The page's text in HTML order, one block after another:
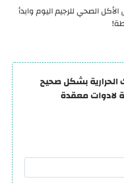
الصحي للرجيم اليوم وابدأ
بشكل صحيح
لادوات معقدة